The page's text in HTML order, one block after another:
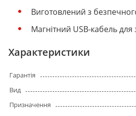
Виготовлений з
Магнітний USB-кабель для
Характеристики
Гарантія
Вид
Призначення